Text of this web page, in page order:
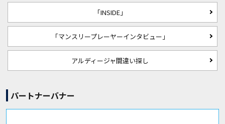
「INSIDE」
「マンスリープレーヤーインタビュー」
アルディージャ間違い探し
パートナーバナー